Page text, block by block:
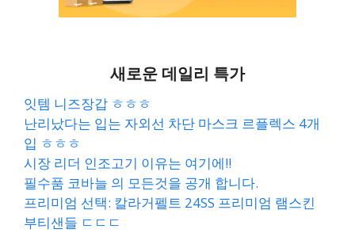
새로운 데일리 특가
잇템 니즈장갑 ㅎㅎㅎ
난리났다는 입는 자외선 차단 마스크 르플렉스 4개
입 ㅎㅎㅎ
시장 리더 인조고기 이유는 여기에!!
필수품 코바늘 의 모든것을 공개 합니다.
프리미엄 선택: 칼라거펠트 24SS 프리미엄 램스킨
부티샌들 ㄷㄷㄷ